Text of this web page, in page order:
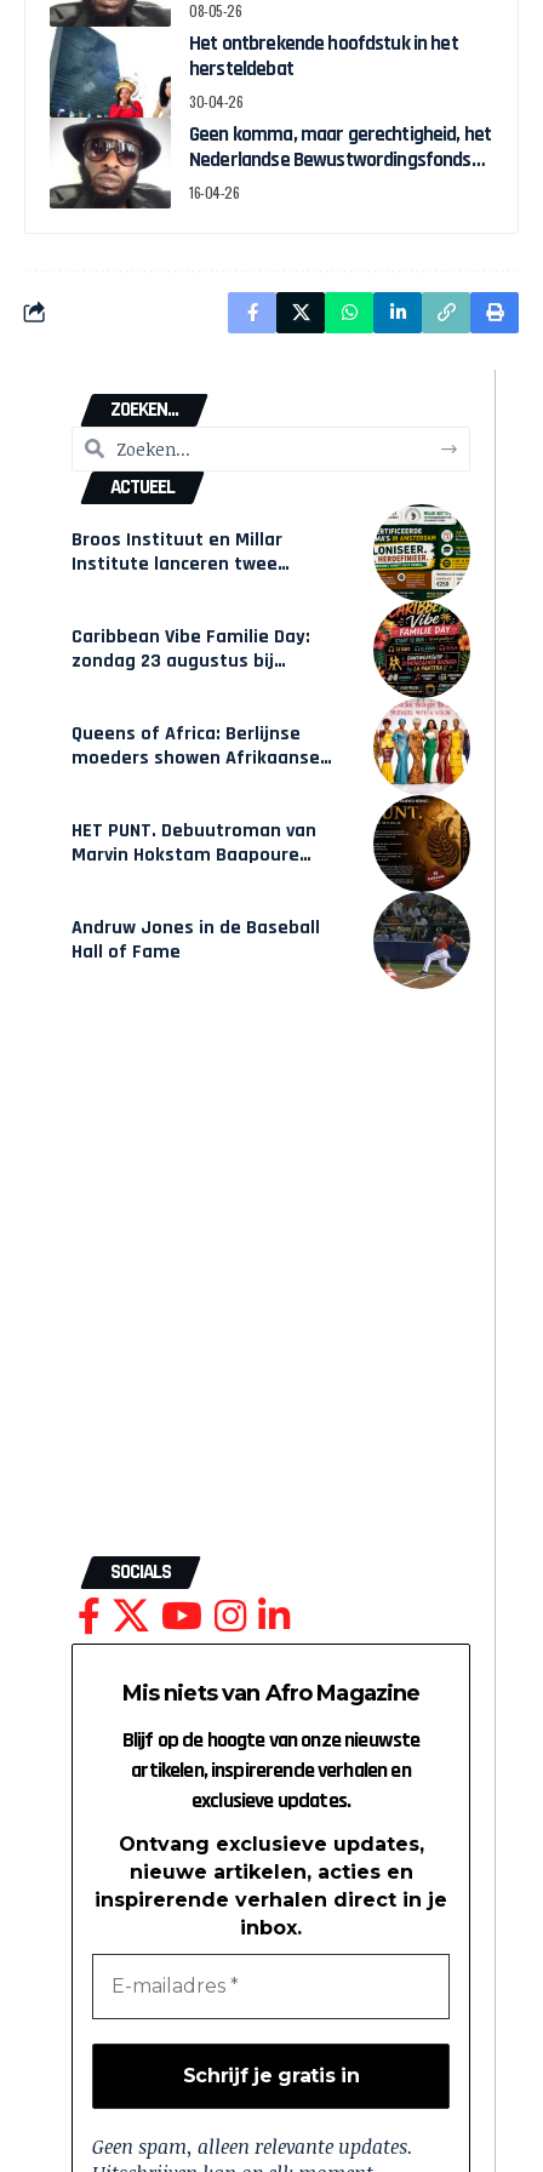
08-05-26
Het ontbrekende hoofdstuk in het
hersteldebat
30-04-26
Geen komma, maar gerechtigheid, het
Nederlandse Bewustwordingsfonds
en de strijd om zeggenschap
16-04-26
ZOEKEN...
ACTUEEL
Broos Instituut en Millar
Institute lanceren twee
Caribbean Vibe Familie Day:
zondag 23 augustus bij
Queens of Africa: Berlijnse
moeders showen Afrikaanse
HET PUNT. Debuutroman van
Marvin Hokstam Baapoure
Andruw Jones in de Baseball
Hall of Fame
SOCIALS
Mis niets van Afro Magazine
Blijf op de hoogte van onze nieuwste
artikelen, inspirerende verhalen en
exclusieve updates.
Ontvang exclusieve updates,
nieuwe artikelen, acties en
inspirerende verhalen direct in je
inbox.
Geen spam, alleen relevante updates.